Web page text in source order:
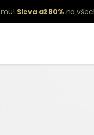
Sleva až 80% na